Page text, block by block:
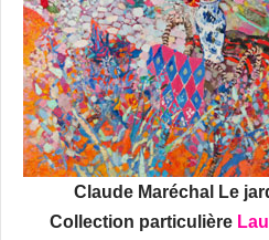
Claude Maréchal Le
Collection particulière